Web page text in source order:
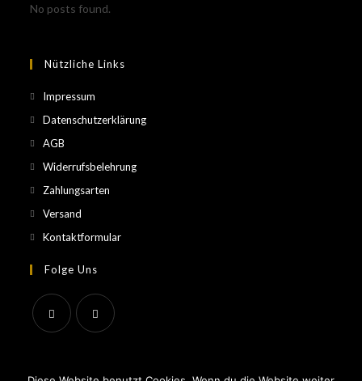
No posts found.
Nützliche Links
Impressum
Datenschutzerklärung
AGB
Widerrufsbelehrung
Zahlungsarten
Versand
Kontaktformular
Folge Uns